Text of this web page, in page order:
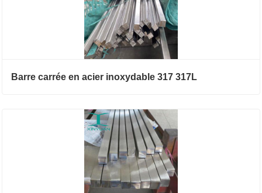
Barre carrée en acier inoxydable 317 317L